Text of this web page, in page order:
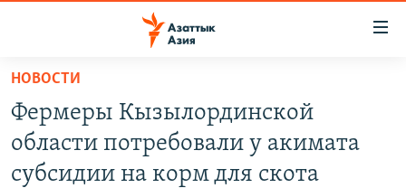
Вернуться
основному
содержанию
Вернутся
КАЗАХСТАН
КЫРГЫЗСТАН
НОВОСТИ
ВОЙНА В УКРАИНЕ
НОВОСТИ
Фермеры Кызылординской
области потребовали у акимата
субсидии на корм для скота